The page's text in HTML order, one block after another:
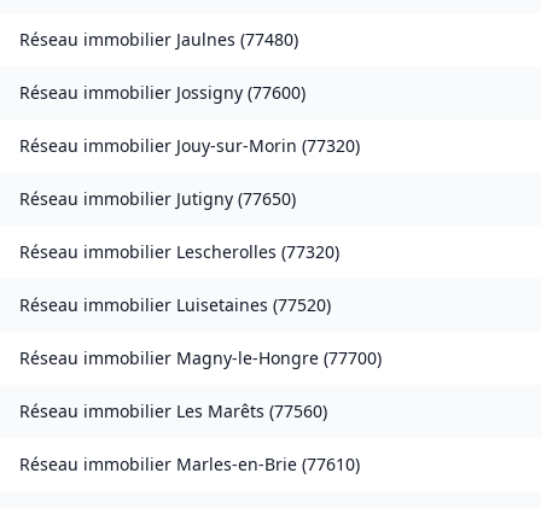
Réseau immobilier Jaulnes (77480)
Réseau immobilier Jossigny (77600)
Réseau immobilier Jouy-sur-Morin (77320)
Réseau immobilier Jutigny (77650)
Réseau immobilier Lescherolles (77320)
Réseau immobilier Luisetaines (77520)
Réseau immobilier Magny-le-Hongre (77700)
Réseau immobilier Les Marêts (77560)
Réseau immobilier Marles-en-Brie (77610)